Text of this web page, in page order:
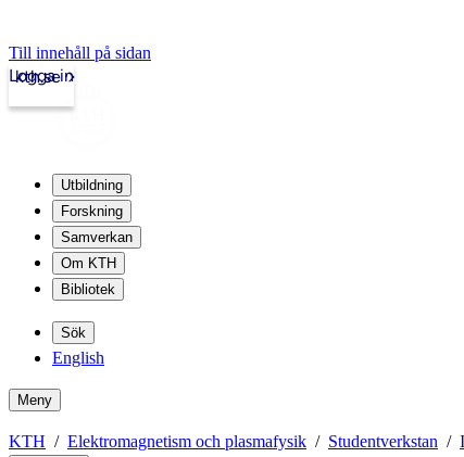
Till innehåll på sidan
kth.se
Logga in
Utbildning
Forskning
Samverkan
Om KTH
Bibliotek
Sök
English
Meny
KTH Elektromagnetism och plasmafysik Studentverkstan